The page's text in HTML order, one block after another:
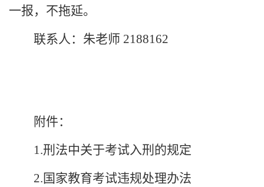
一报，不拖延。
联系人：朱老师 2188162
附件：
1.刑法中关于考试入刑的规定
2.国家教育考试违规处理办法